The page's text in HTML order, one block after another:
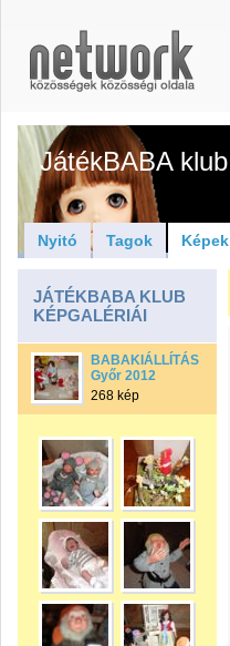
JátékBABA klub
Nyitó Tagok Képek
JÁTÉKBABA KLUB
KÉPGALÉRIÁI
BABAKIÁLLÍTÁS
Győr 2012
268 kép